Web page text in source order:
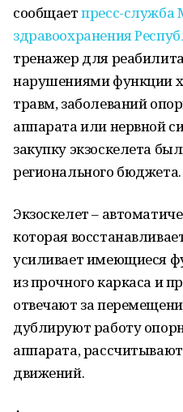
сообщаетпресс-служба
здравоохранения
тренажер для
нарушениями функции
травм, заболеваний
аппарата или нервной
закупку экзоскелета
регионального бюджета.
Экзоскелет –
которая
усиливает имеющиеся
из прочного каркаса и
отвечают за
дублируют работу
аппарата,
движений.